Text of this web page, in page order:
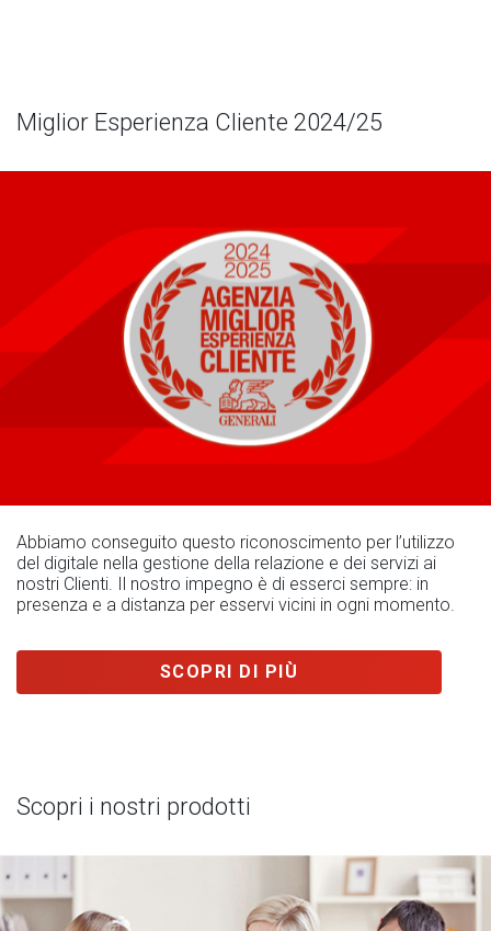
Miglior Esperienza Cliente 2024/25
Abbiamo conseguito questo riconoscimento per l’utilizzo
del digitale nella gestione della relazione e dei servizi ai
nostri Clienti. Il nostro impegno è di esserci sempre: in
presenza e a distanza per esservi vicini in ogni momento.
SCOPRI DI PIÙ
Scopri i nostri prodotti